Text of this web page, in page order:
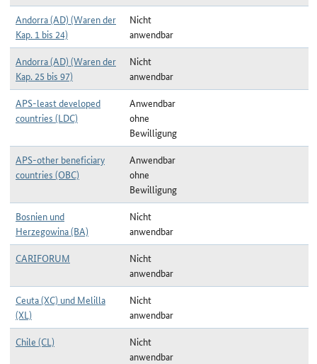
Andorra (AD) (Waren der
Kap. 1 bis 24)
Nicht
anwendbar
Andorra (AD) (Waren der
Kap. 25 bis 97)
Nicht
anwendbar
APS-least developed
countries (LDC)
Anwendbar
ohne
Bewilligung
APS-other beneficiary
countries (OBC)
Anwendbar
ohne
Bewilligung
Bosnien und
Herzegowina (BA)
Nicht
anwendbar
CARIFORUM
Nicht
anwendbar
Ceuta (XC) und Melilla
(XL)
Nicht
anwendbar
Chile (CL)
Nicht
anwendbar